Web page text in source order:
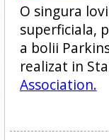
O singura
superficiala,
a bolii
realizat in
Association.